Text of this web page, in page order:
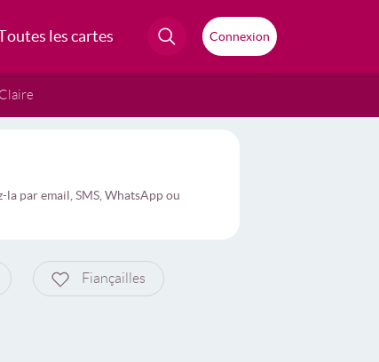
les cartes Connexion
Claire
par email, SMS, WhatsApp ou
Fiançailles